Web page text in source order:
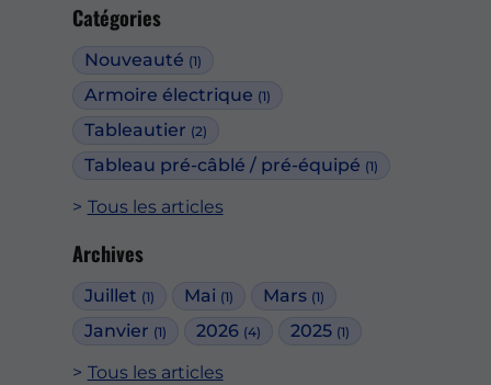
Catégories
Nouveauté (1)
Armoire électrique (1)
Tableautier (2)
Tableau pré-câblé / pré-équipé (1)
Tous les articles
Archives
Juillet (1) Mai (1) Mars (1)
Janvier (1) 2026 (4) 2025 (1)
Tous les articles
aussi la continuité d’exploitation des
différentes facettes du TGBT et la continuité
d’exploitation, en mettant en lumière leur